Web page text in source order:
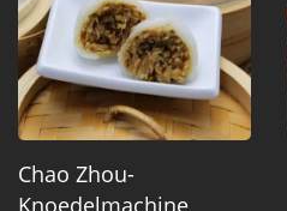
Chao Zhou-
Knoedelmachine